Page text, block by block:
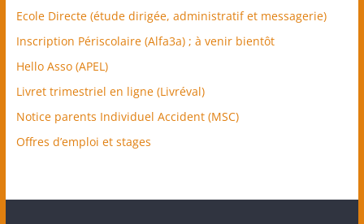
Ecole Directe (étude dirigée, administratif et messagerie)
Inscription Périscolaire (Alfa3a) ; à venir bientôt
Hello Asso (APEL)
Livret trimestriel en ligne (Livréval)
Notice parents Individuel Accident (MSC)
Offres d’emploi et stages